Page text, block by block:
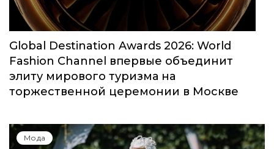
Global Destination Awards 2026: World
Fashion Channel впервые объединит
элиту мирового туризма на
торжественной церемонии в Москве
Мода